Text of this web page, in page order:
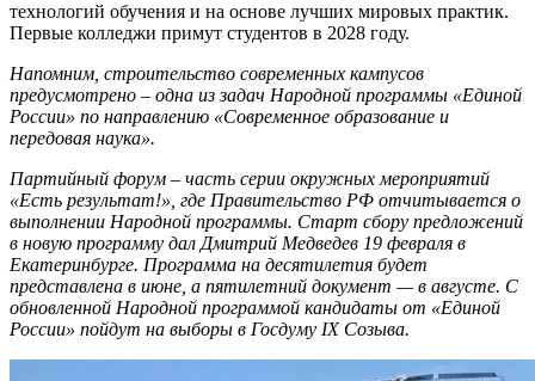
технологий обучения и на основе лучших мировых практик.
Первые колледжи примут студентов в 2028 году.
Напомним, строительство современных кампусов
предусмотрено – одна из задач Народной программы «Единой
России» по направлению «Современное образование и
передовая наука».
Партийный форум – часть серии окружных мероприятий
«Есть результат!», где Правительство РФ отчитывается о
выполнении Народной программы. Старт сбору предложений
в новую программу дал Дмитрий Медведев 19 февраля в
Екатеринбурге. Программа на десятилетия будет
представлена в июне, а пятилетний документ — в августе. С
обновленной Народной программой кандидаты от «Единой
России» пойдут на выборы в Госдуму IX Созыва.